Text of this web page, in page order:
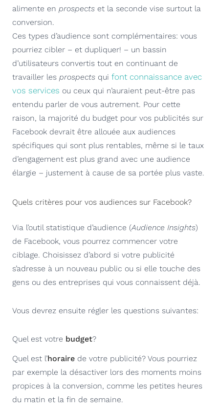
alimente en prospects et la seconde vise surtout la
conversion.
Ces types d’audience sont complémentaires: vous
pourriez cibler – et dupliquer! – un bassin
d’utilisateurs convertis tout en continuant de
travailler les prospects qui font connaissance avec
vos services ou ceux qui n’auraient peut-être pas
entendu parler de vous autrement. Pour cette
raison, la majorité du budget pour vos publicités sur
Facebook devrait être allouée aux audiences
spécifiques qui sont plus rentables, même si le taux
d’engagement est plus grand avec une audience
élargie – justement à cause de sa portée plus vaste.
Quels critères pour vos audiences sur Facebook?
Via l’outil statistique d’audience (Audience Insights)
de Facebook, vous pourrez commencer votre
ciblage. Choisissez d’abord si votre publicité
s’adresse à un nouveau public ou si elle touche des
gens ou des entreprises qui vous connaissent déjà.
Vous devrez ensuite régler les questions suivantes:
Quel est votre budget?
Quel est l’horaire de votre publicité? Vous pourriez
par exemple la désactiver lors des moments moins
propices à la conversion, comme les petites heures
du matin et la fin de semaine.